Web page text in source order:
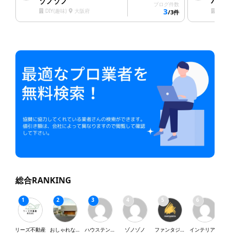
DIY(趣味) 大阪府
ブログ件数
3/3件
総合RANKING
リーズ不動産 ゾノゾノ